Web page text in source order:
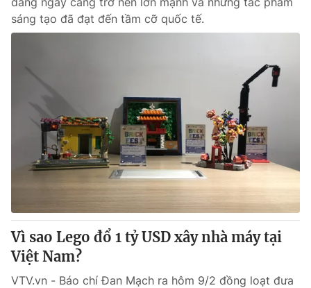
sáng tạo đã đạt đến tầm cỡ quốc tế.
Vì sao Lego đổ 1 tỷ USD xây nhà máy tại
Việt Nam?
VTV.vn - Báo chí Đan Mạch ra hôm 9/2 đồng loạt đưa